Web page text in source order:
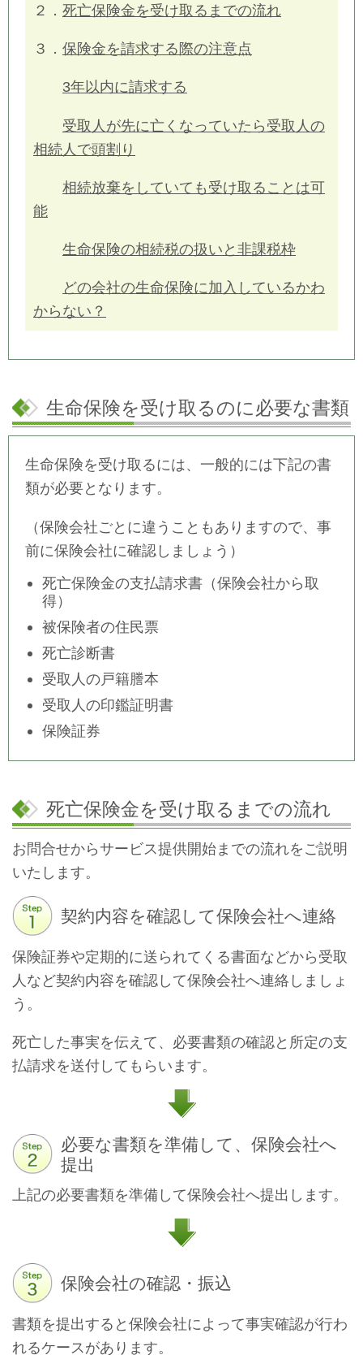
２． 死亡保険金を受け取るまでの流れ
３． 保険金を請求する際の注意点
3年以内に請求する
受取人が先に亡くなっていたら受取人の
相続人で頭割り
相続放棄をしていても受け取ることは可
能
生命保険の相続税の扱いと非課税枠
どの会社の生命保険に加入しているかわ
からない？
生命保険を受け取るのに必要な書類
生命保険を受け取るには、一般的には下記の書
類が必要となります。
（保険会社ごとに違うこともありますので、事
前に保険会社に確認しましょう）
死亡保険金の支払請求書（保険会社から取
得）
被保険者の住民票
死亡診断書
受取人の戸籍謄本
受取人の印鑑証明書
保険証券
死亡保険金を受け取るまでの流れ
お問合せからサービス提供開始までの流れをご説明
いたします。
契約内容を確認して保険会社へ連絡
保険証券や定期的に送られてくる書面などから受取
人など契約内容を確認して保険会社へ連絡しましょ
う。
死亡した事実を伝えて、必要書類の確認と所定の支
払請求を送付してもらいます。
必要な書類を準備して、保険会社へ
提出
上記の必要書類を準備して保険会社へ提出します。
保険会社の確認・振込
書類を提出すると保険会社によって事実確認が行わ
れるケースがあります。